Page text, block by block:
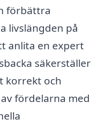
förbättra
livslängden på
anlita en expert
säkerställer
korrekt och
fördelarna med